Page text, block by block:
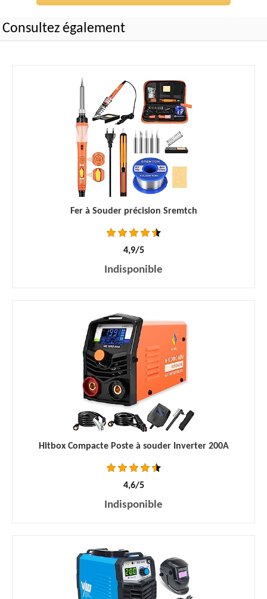
Consultez également
Fer à Souder précision Sremtch
4,9/5
Indisponible
Hitbox Compacte Poste à souder Inverter 200A
4,6/5
Indisponible